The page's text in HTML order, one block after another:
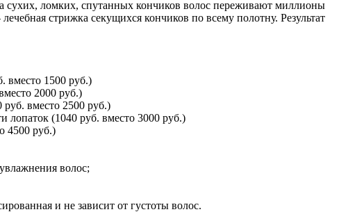
сухих, ломких, спутанных кончиков волос переживают миллионы
стрижка секущихся кончиков по всему полотну. Результат
вместо 1500 руб.)
2000 руб.)
вместо 2500 руб.)
лопаток (1040 руб. вместо 3000 руб.)
4500 руб.)
волос;
и не зависит от густоты волос.